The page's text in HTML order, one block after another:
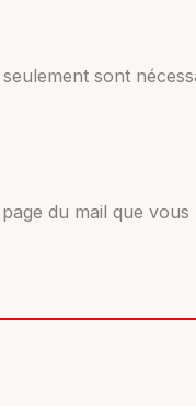
sont
du mail que vous